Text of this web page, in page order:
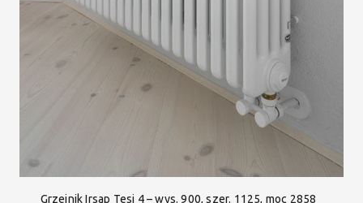
Grzejnik Irsap Tesi 4 – wys. 900, szer. 1125, moc 2858